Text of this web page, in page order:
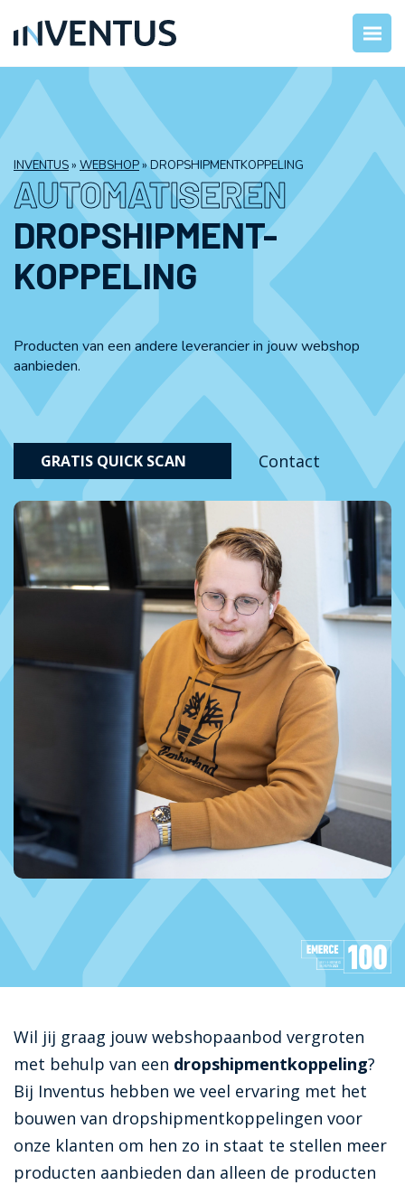
INVENTUS» WEBSHOP»DROPSHIPMENTKOPPELING
AUTOMATISEREN
DROPSHIPMENT-
KOPPELING
Producten van een andere leverancier in jouw webshop
aanbieden.
GRATIS QUICK SCAN Contact
Wil jij graag jouw webshopaanbod vergroten
met behulp van een dropshipmentkoppeling?
Bij Inventus hebben we veel ervaring met het
bouwen van dropshipmentkoppelingen voor
onze klanten om hen zo in staat te stellen meer
producten aanbieden dan alleen de producten